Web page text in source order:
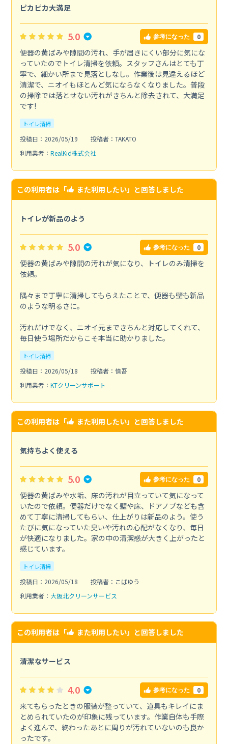
ピカピカ大満足
5.0 参考になった 0
便器の黄ばみや隙間の汚れ、手が届きにくい部分に気にな
っていたのでトイレ清掃を依頼。スタッフさんはとても丁
寧で、細かい所まで見落としなし。作業後は見違えるほど
清潔で、ニオイもほとんど気にならなくなりました。普段
の掃除では落とせない汚れがきちんと除去されて、大満足
です!
トイレ清掃
投稿日：2026/05/19
投稿者：TAKATO
利用業者： RealKid株式会社
この利用者は「 また利用したい」と回答しました
トイレが新品のよう
5.0 参考になった 0
便器の黄ばみや隙間の汚れが気になり、トイレのみ清掃を
依頼。
隅々まで丁寧に清掃してもらえたことで、便器も壁も新品
のような明るさに。
汚れだけでなく、ニオイ元まできちんと対応してくれて、
毎日使う場所だからこそ本当に助かりました。
トイレ清掃
投稿日：2026/05/18
投稿者：慎吾
利用業者： KTクリーンサポート
この利用者は「 また利用したい」と回答しました
気持ちよく使える
5.0 参考になった 0
便器の黄ばみや水垢、床の汚れが目立っていて気になって
いたので依頼。便器だけでなく壁や床、ドアノブなども含
めて丁寧に清掃してもらい、仕上がりは新品のよう。使う
たびに気になっていた臭いや汚れの心配がなくなり、毎日
が快適になりました。家の中の清潔感が大きく上がったと
感じています。
トイレ清掃
投稿日：2026/05/18
投稿者：こばゆう
利用業者： 大阪北クリーンサービス
この利用者は「 また利用したい」と回答しました
清潔なサービス
4.0 参考になった 0
来てもらったときの服装が整っていて、道具もキレイにま
とめられていたのが印象に残っています。作業自体も手際
よく進んで、終わったあとに周りが汚れていないのも良か
ったです。